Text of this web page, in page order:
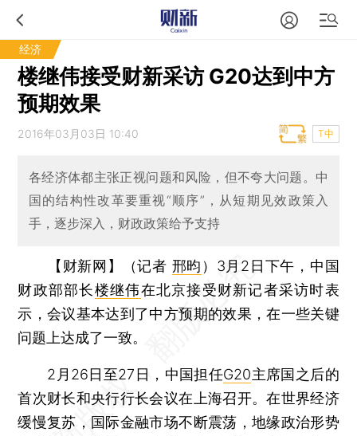
经济
楼继伟接受财新采访 G20达到中方
预期效果
2016年03月03日 10:40 T中
各经济体都主张正视问题和风险，但不夸大问题。中
国的结构性改革要重视“顺序”，从短期见效政策入
手，逐步深入，财政政策给予支持
【财新网】（记者 邢昀 ） 3月2日下午，中国
财政部部长楼继伟在北京接受财新记者采访时表
示，会议基本达到了中方预期的效果，在一些关键
问题上达成了一致。
2月26日至27日，中国担任G20主席国之后的
首次财长和央行行长会议在上海召开。在世界经济
缓慢复苏，国际金融市场不断震荡，地缘政治形势